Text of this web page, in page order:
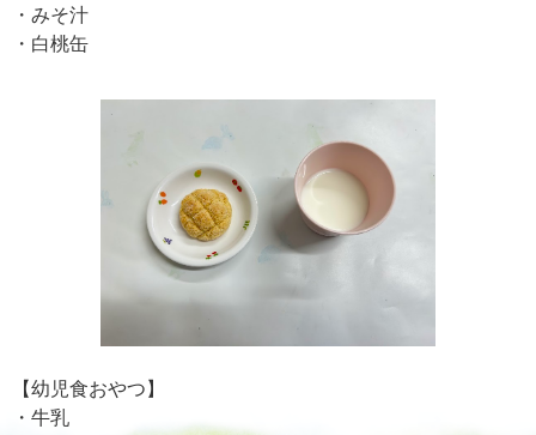
・みそ汁
・白桃缶
【幼児食おやつ】
・牛乳